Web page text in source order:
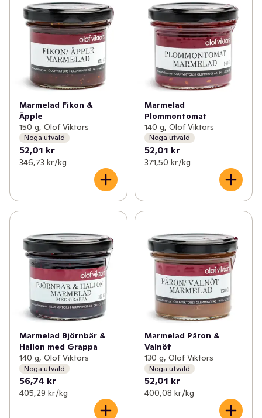
Marmelad Fikon &
Äpple
150 g, Olof Viktors
Noga utvald
52,01 kr
346,73 kr /kg
Marmelad
Plommontomat
140 g, Olof Viktors
Noga utvald
52,01 kr
371,50 kr /kg
Marmelad Björnbär &
Hallon med Grappa
140 g, Olof Viktors
Noga utvald
56,74 kr
405,29 kr /kg
Marmelad Päron &
Valnöt
130 g, Olof Viktors
Noga utvald
52,01 kr
400,08 kr /kg